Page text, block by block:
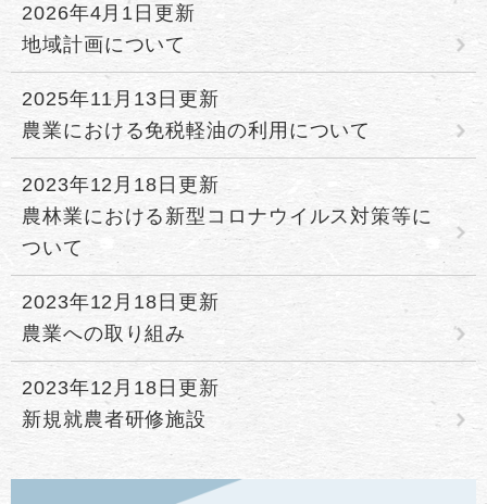
2026年4月1日更新
地域計画について
2025年11月13日更新
農業における免税軽油の利用について
2023年12月18日更新
農林業における新型コロナウイルス対策等に
ついて
2023年12月18日更新
農業への取り組み
2023年12月18日更新
新規就農者研修施設